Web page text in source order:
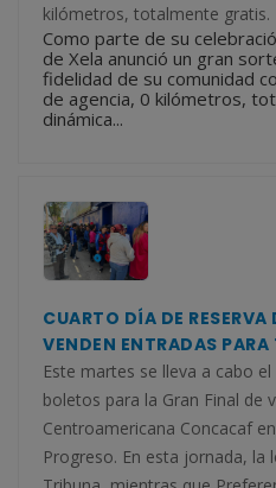
kilómetros, totalmente gratis.
Como parte de su
de Xela anunció un gran
fidelidad de su comunidad
de agencia, 0 kilómetros,
dinámica...
CUARTO DÍA DE RESERVA
VENDEN ENTRADAS
Este martes se lleva a cabo
boletos para la Gran Final de
Centroamericana Concacaf
Progreso. En esta jornada, la